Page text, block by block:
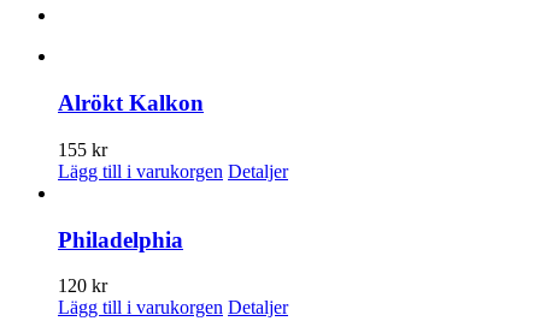
Alrökt Kalkon
155 kr
Lägg till i varukorgen Den
De
Detaljer
Philadelphia
120 kr
Lägg till i varukorgen Detaljer